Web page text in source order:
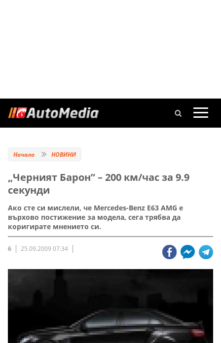
Начало НОВИНИ
„Черният Барон” – 200 км/час за 9.9
секунди
Ако сте си мислели, че Mercedes-Benz E63 AMG е
върхово постижение за модела, сега трябва да
коригирате мнението си.
6 25.09.2009 07:34